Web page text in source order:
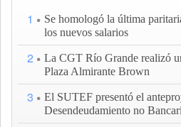
1
Se homologó la última
los nuevos salarios
2
La CGT Río Grande realizó
Plaza Almirante Brown
3
El SUTEF presentó el
Desendeudamiento no